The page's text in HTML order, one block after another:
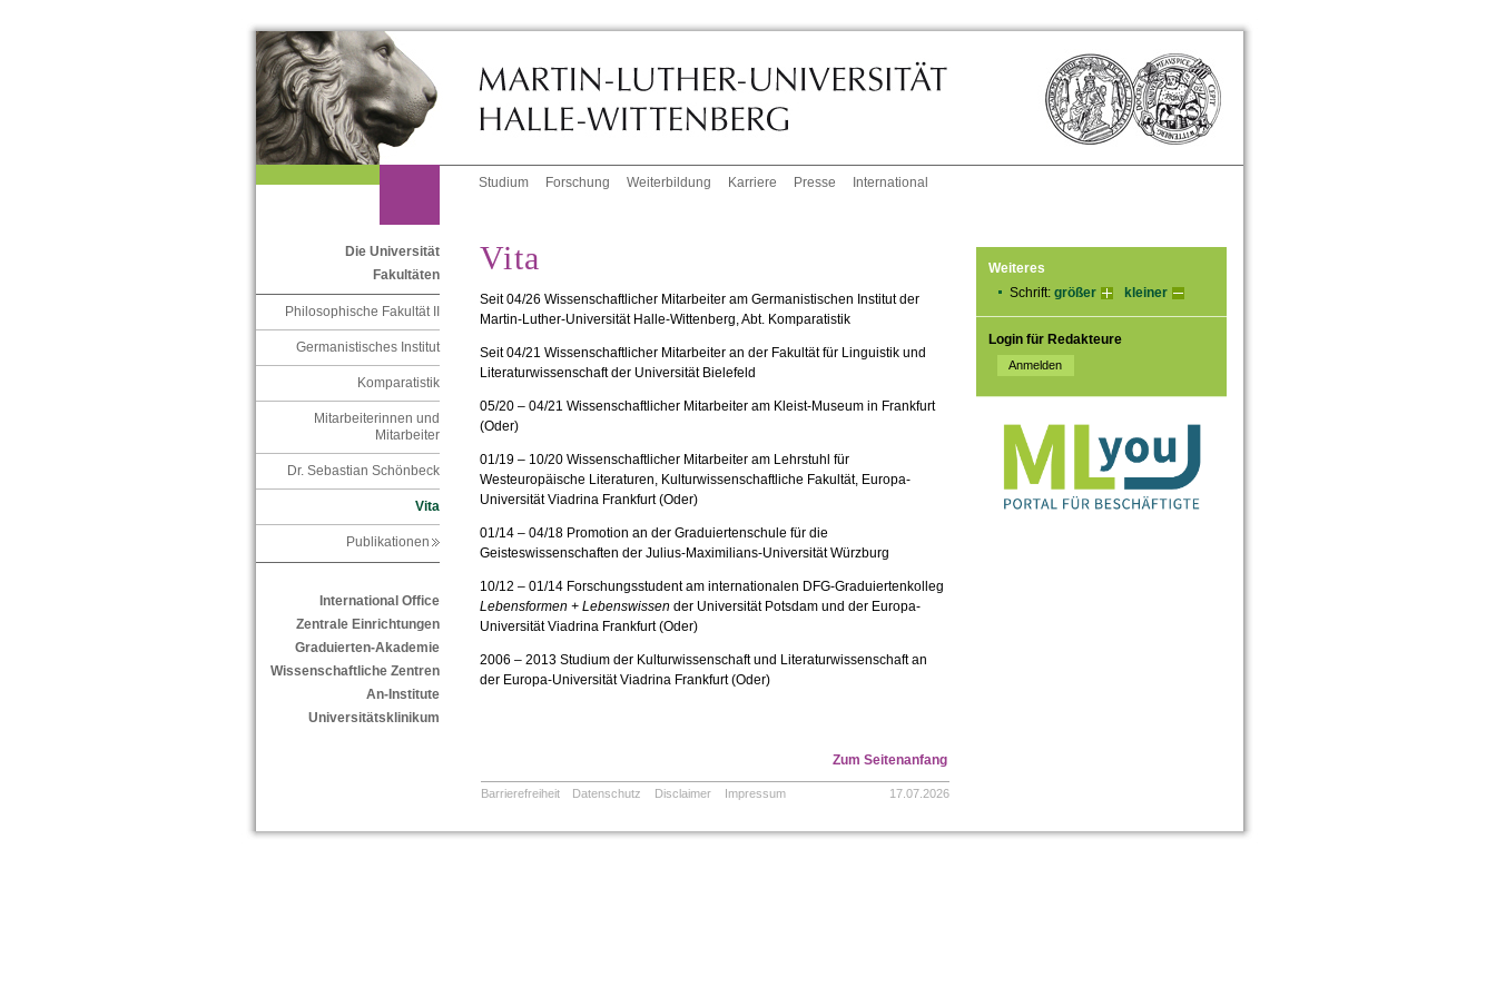
Studium Forschung Weiterbildung Karriere Presse International
Die Universität
Fakultäten
Philosophische Fakultät II
Germanistisches Institut
Komparatistik
Mitarbeiterinnen und
Mitarbeiter
Dr. Sebastian Schönbeck
Vita
Publikationen
International Office
Zentrale Einrichtungen
Graduierten-Akademie
Wissenschaftliche Zentren
An-Institute
Universitätsklinikum
Weiteres
Schrift: größer kleiner
Login für Redakteure
Vita
Seit 04/26 Wissenschaftlicher Mitarbeiter am Germanistischen Institut der
Martin-Luther-Universität Halle-Wittenberg, Abt. Komparatistik
Seit 04/21 Wissenschaftlicher Mitarbeiter an der Fakultät für Linguistik und
Literaturwissenschaft der Universität Bielefeld
05/20 – 04/21 Wissenschaftlicher Mitarbeiter am Kleist-Museum in Frankfurt
(Oder)
01/19 – 10/20 Wissenschaftlicher Mitarbeiter am Lehrstuhl für
Westeuropäische Literaturen, Kulturwissenschaftliche Fakultät, Europa-
Universität Viadrina Frankfurt (Oder)
01/14 – 04/18 Promotion an der Graduiertenschule für die
Geisteswissenschaften der Julius-Maximilians-Universität Würzburg
10/12 – 01/14 Forschungsstudent am internationalen DFG-Graduiertenkolleg
Lebensformen + Lebenswissen der Universität Potsdam und der Europa-
Universität Viadrina Frankfurt (Oder)
2006 – 2013 Studium der Kulturwissenschaft und Literaturwissenschaft an
der Europa-Universität Viadrina Frankfurt (Oder)
Zum Seitenanfang
Barrierefreiheit Datenschutz Disclaimer Impressum 17.07.2026